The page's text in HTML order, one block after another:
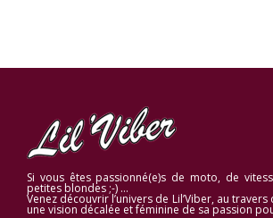
Si vous êtes passionné(e)s de moto, de
petites blondes ;-) …
Venez découvrir l’univers de Lil’Viber, au
une vision décalée et féminine de sa passion